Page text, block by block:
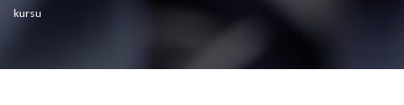
kursu